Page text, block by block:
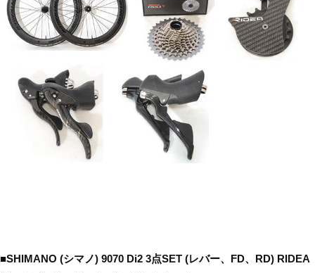
■SHIMANO (シマノ) 9070 Di2 3点SET (レバー、FD、RD) RIDEA